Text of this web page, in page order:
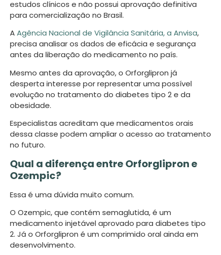
estudos clínicos e não possui aprovação definitiva
para comercialização no Brasil.
AAgência Nacional de Vigilância Sanitária, a Anvisa,
precisa analisar os dados de eficácia e segurança
antes da liberação do medicamento no país.
Mesmo antes da aprovação, o Orforglipron já
desperta interesse por representar uma possível
evolução no tratamento do diabetes tipo 2 e da
obesidade.
Especialistas acreditam que medicamentos orais
dessa classe podem ampliar o acesso ao tratamento
no futuro.
Qual a diferença entre Orforglipron e
Ozempic?
Essa é uma dúvida muito comum.
O Ozempic, que contém semaglutida, é um
medicamento injetável aprovado para diabetes tipo
2. Já o Orforglipron é um comprimido oral ainda em
desenvolvimento.